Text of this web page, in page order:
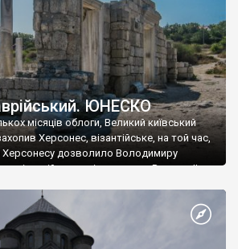
ЮНЕСКО
місяців облоги, Великий київський
Херсонес, візантійське, на той час,
Херсонесу дозволило Володимиру
візантійському імператору Василю ІІ, та
язичник, став Василем-християнином.
Русі. На честь Херсонесу Таврійського